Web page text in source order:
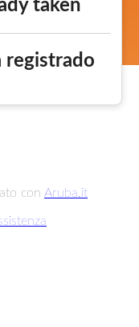
taken
registrado
con Aruba.it